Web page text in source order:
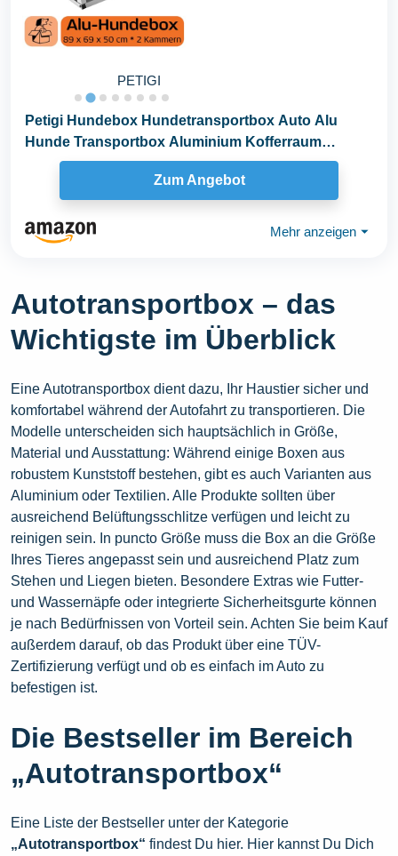
PETIGI
Petigi Hundebox Hundetransportbox Auto Alu
Hunde Transportbox Aluminium Kofferraum
Transport Box...
Zum Angebot
Mehr anzeigen ⏷
Autotransportbox – das
Wichtigste im Überblick
Eine Autotransportbox dient dazu, Ihr Haustier sicher und
komfortabel während der Autofahrt zu transportieren. Die
Modelle unterscheiden sich hauptsächlich in Größe,
Material und Ausstattung: Während einige Boxen aus
robustem Kunststoff bestehen, gibt es auch Varianten aus
Aluminium oder Textilien. Alle Produkte sollten über
ausreichend Belüftungsschlitze verfügen und leicht zu
reinigen sein. In puncto Größe muss die Box an die Größe
Ihres Tieres angepasst sein und ausreichend Platz zum
Stehen und Liegen bieten. Besondere Extras wie Futter-
und Wassernäpfe oder integrierte Sicherheitsgurte können
je nach Bedürfnissen von Vorteil sein. Achten Sie beim Kauf
außerdem darauf, ob das Produkt über eine TÜV-
Zertifizierung verfügt und ob es einfach im Auto zu
befestigen ist.
Die Bestseller im Bereich
„Autotransportbox“
Eine Liste der Bestseller unter der Kategorie
„Autotransportbox“ findest Du hier. Hier kannst Du Dich